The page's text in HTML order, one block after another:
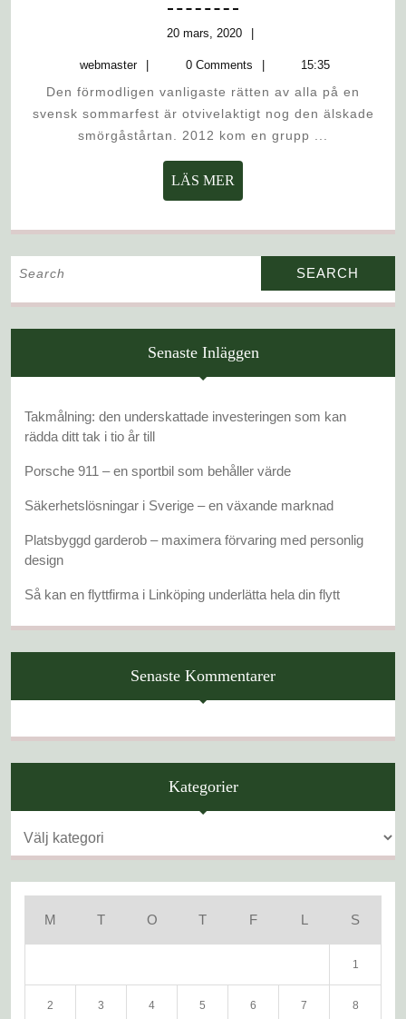
20 mars, 2020
20
webmaster webmaster
0 Comments 15:35
Den förmodligen vanligaste rätten av alla på en
svensk sommarfest är otvivelaktigt nog den älskade
smörgåstårtan. 2012 kom en grupp ...
LÄS MER
MER
Search
Senaste Inläggen
Takmålning: den underskattade investeringen som kan
rädda ditt tak i tio år till
Porsche 911 – en sportbil som behåller värde
Säkerhetslösningar i Sverige – en växande marknad
Platsbyggd garderob – maximera förvaring med personlig
design
Så kan en flyttfirma i Linköping underlätta hela din flytt
Senaste Kommentarer
Kategorier
Kategorier
M T O T F L S
1
2 3 4 5 6 7 8